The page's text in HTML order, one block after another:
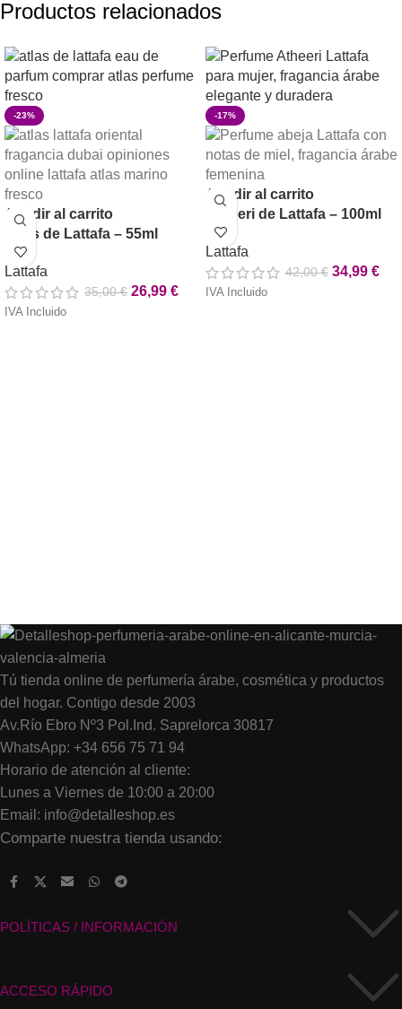
Productos relacionados
-23%
Añadir al carrito
Atlas de Lattafa – 55ml
Lattafa
35,00€ 26,99 €
IVA Incluido
-17%
Añadir al carrito
Atheeri de Lattafa – 100ml
Lattafa
42,00€ 34,99 €
IVA Incluido
Tú tienda online de perfumería árabe, cosmética y productos
del hogar. Contigo desde 2003
Av.Río Ebro Nº3 Pol.Ind. Saprelorca 30817
WhatsApp: +34 656 75 71 94
Horario de atención al cliente:
Lunes a Viernes de 10:00 a 20:00
Email: info@detalleshop.es
Comparte nuestra tienda usando:
POLÍTICAS / INFORMACIÓN
ACCESO RÁPIDO